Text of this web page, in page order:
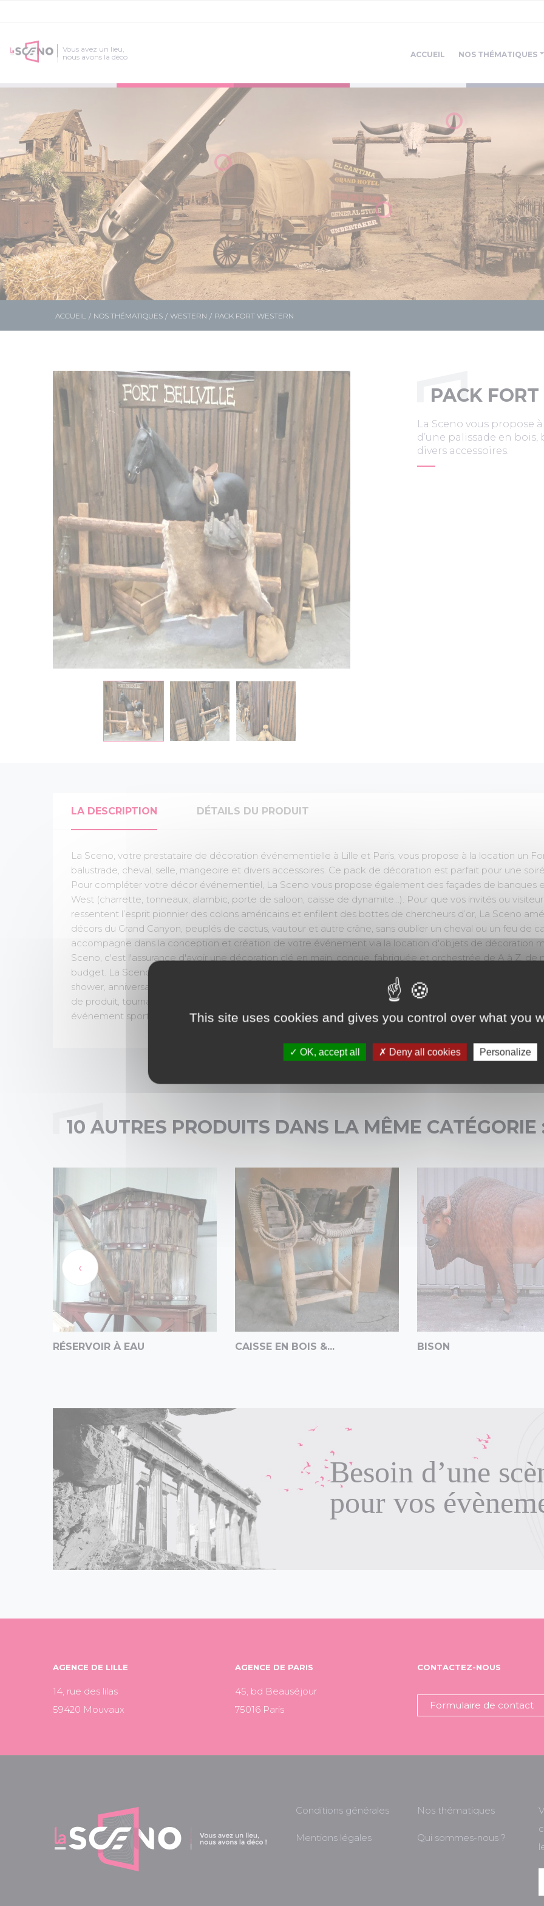
Vous avez un lieu,
nous avons la déco
ACCUEIL NOS THÉMATIQUES
ACCUEIL NOS THÉMATIQUES WESTERN PACK FORT WESTERN
PACK
La Sceno vous propose
d’une palissade en
divers accessoires.
LA DESCRIPTION DÉTAILS DU PRODUIT
La Sceno, votre prestataire de décoration événementielle à Lille et Paris, vous propose à la location un
balustrade, cheval, selle, mangeoire et divers accessoires. Ce pack de décoration est parfait pour une
Pour compléter votre décor événementiel, La Sceno vous propose également des façades de banques
West (charrette, tonneaux, alambic, porte de saloon, caisse de dynamite…). Pour que vos invités ou
ressentent l’esprit pionnier des colons américains et enfilent des bottes de chercheurs d’or, La Sceno
décors du Grand Canyon, peuplés de cactus, vautour et autre crâne, sans oublier un cheval ou un feu de
accompagne dans la conception et création de votre événement via la location d'objets de décoration
Sceno, c'est l'assurance d'avoir une décoration clé en main, conçue, fabriquée et orchestrée de A à Z,
budget. La Sceno intervient partout en France et à l'étranger, sur votre site, en outdoor ou en indoor
shower, anniversaire, Bar Mitzvah, Arbre de Noël, soirée du personnel, journée solidaire, convention,
de produit, tournage de clip ou télé, exposition, team-building, incentive, congrès, salon, journée porte
événement sportif, green party, animation et décoration en centre commercial, galerie marchande, retail
10 AUTRES PRODUITS DANS LA MÊME CATÉGORIE
RÉSERVOIR À EAU CAISSE EN BOIS &... BISON
‹
Besoin d’une
pour vos
AGENCE DE LILLE
14, rue des lilas
59420 Mouvaux
AGENCE DE PARIS
45, bd Beauséjour
75016 Paris
CONTACTEZ-NOUS
Formulaire de contact
Conditions générales
Mentions légales
Nos thématiques
Qui sommes-nous ?
This site uses cookies and gives you control over what you
OK, accept all Deny all cookies Personalize